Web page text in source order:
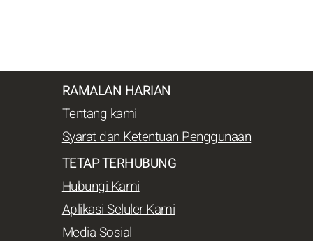
RAMALAN HARIAN
Tentang kami
Syarat dan Ketentuan Penggunaan
TETAP TERHUBUNG
Hubungi Kami
Aplikasi Seluler Kami
Media Sosial